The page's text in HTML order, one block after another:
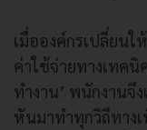
เมื่อองค์กรเปลี่ยนใ
ค่าใช้จ่ายทางเทคนิ
ทำงาน’ พนักงานจึ
หันมาทำทุกวิถีทาง